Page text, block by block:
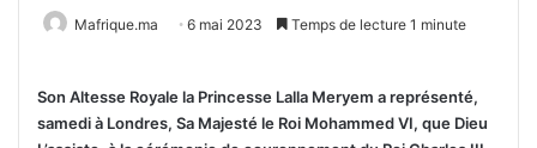
Mafrique.ma 6 mai 2023 Temps de lecture 1 minute
Son Altesse Royale la Princesse Lalla Meryem a représenté,
samedi à Londres, Sa Majesté le Roi Mohammed VI, que Dieu